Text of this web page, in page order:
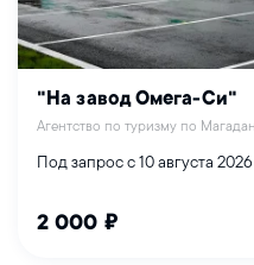
"На завод Омега-Си"
Агентство по туризму по
Под запрос с 10 августа 2026
2 000 ₽